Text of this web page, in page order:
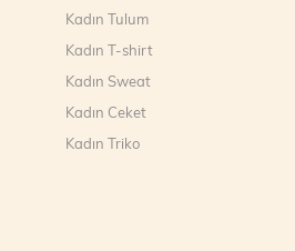
Kadın Tulum
Kadın T-shirt
Kadın Sweat
Kadın Ceket
Kadın Triko